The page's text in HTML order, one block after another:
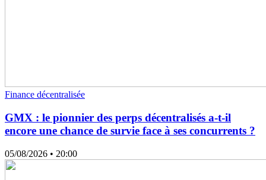
Finance décentralisée
GMX : le pionnier des perps décentralisés a-t-il
encore une chance de survie face à ses concurrents ?
05/08/2026 • 20:00